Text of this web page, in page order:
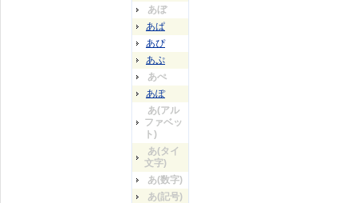
あぼ
あぱ
あぴ
あぷ
あぺ
あぽ
あ(アル
ファベッ
ト)
あ(タイ
文字)
あ(数字)
あ(記号)